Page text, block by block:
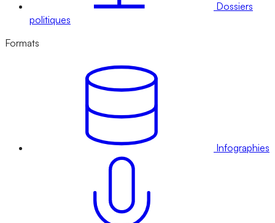
Dossiers
politiques
Formats
Infographies